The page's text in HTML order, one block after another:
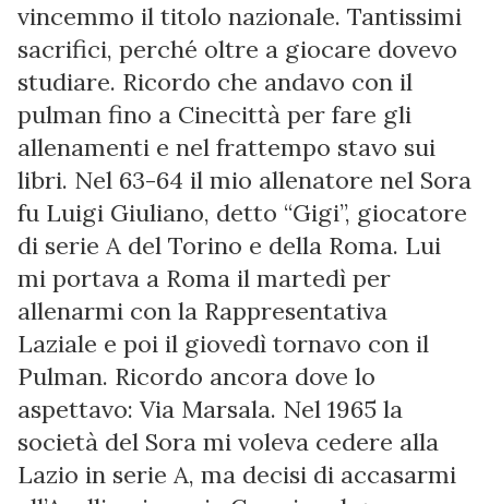
vincemmo il titolo nazionale. Tantissimi
sacrifici, perché oltre a giocare dovevo
studiare. Ricordo che andavo con il
pulman fino a Cinecittà per fare gli
allenamenti e nel frattempo stavo sui
libri. Nel 63-64 il mio allenatore nel Sora
fu Luigi Giuliano, detto “Gigi”, giocatore
di serie A del Torino e della Roma. Lui
mi portava a Roma il martedì per
allenarmi con la Rappresentativa
Laziale e poi il giovedì tornavo con il
Pulman. Ricordo ancora dove lo
aspettavo: Via Marsala. Nel 1965 la
società del Sora mi voleva cedere alla
Lazio in serie A, ma decisi di accasarmi